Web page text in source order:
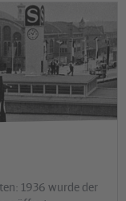
1936 wurde der